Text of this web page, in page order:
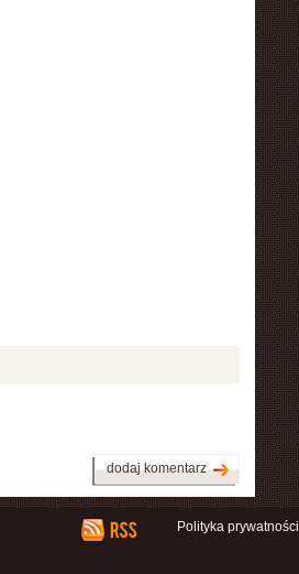
dodaj komentarz
Polityka prywatności